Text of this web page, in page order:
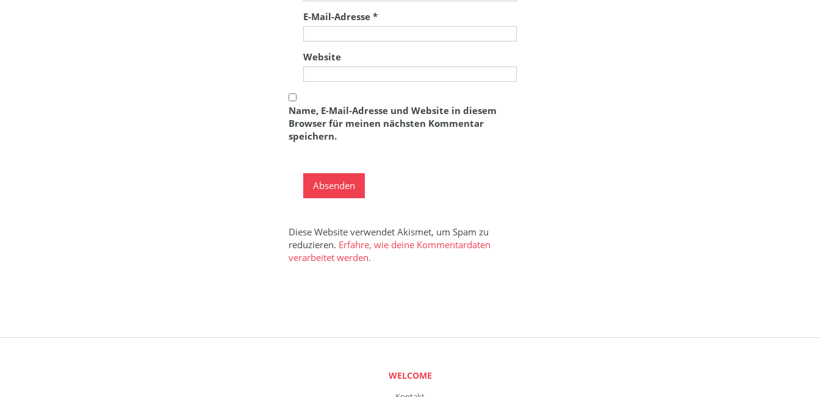
E-Mail-Adresse*
Website
Name, E-Mail-Adresse und Website in diesem
Browser für meinen nächsten Kommentar
speichern.
Diese Website verwendet Akismet, um Spam zu
reduzieren. Erfahre, wie deine Kommentardaten
verarbeitet werden.
WELCOME